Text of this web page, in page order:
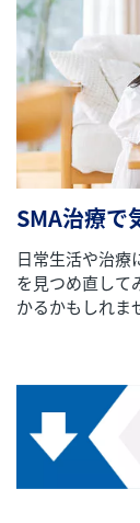
SMA治療で
日常生活や治療
を見つめ直して
かるかもしれま